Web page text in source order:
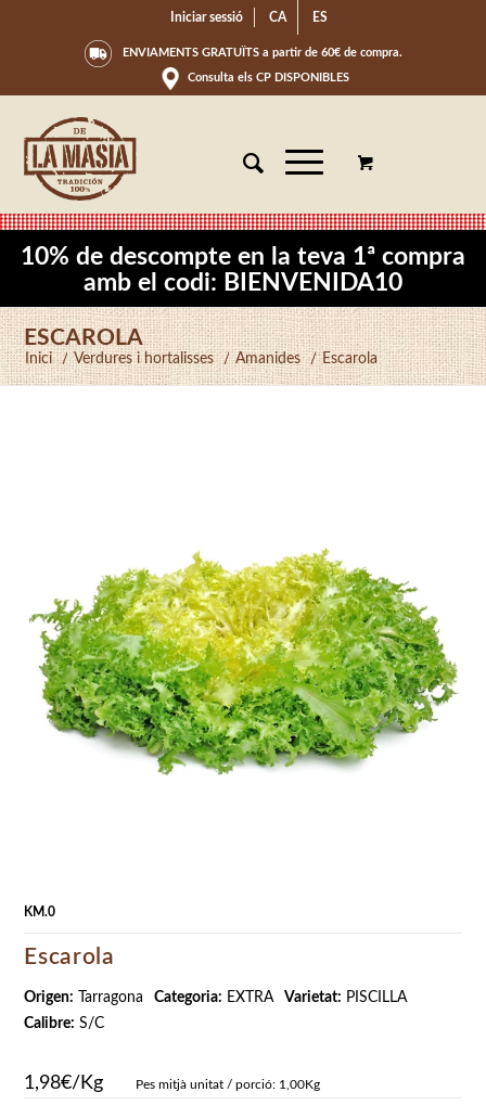
Iniciar sessió CA ES
ENVIAMENTS GRATUÏTS a partir de 60€ de compra.
Consulta els CP DISPONIBLES
10% de descompte en la teva 1ª compra
amb el codi: BIENVENIDA10
ESCAROLA
Inici / Verdures i hortalisses / Amanides / Escarola
KM.0
Escarola
Origen: Tarragona Categoria: EXTRA Varietat: PISCILLA
Calibre: S/C
1,98€/Kg Pes mitjà unitat / porció: 1,00Kg